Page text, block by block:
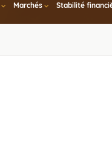
Marchés Stabilité